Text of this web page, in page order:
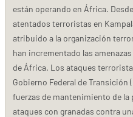
están operando en África.
atentados terroristas en
atribuido a la organización
han incrementado las
de África. Los ataques
Gobierno Federal de Transición
fuerzas de mantenimiento de la
ataques con granadas contra